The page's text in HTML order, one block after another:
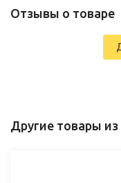
Отзывы о товаре
Другие товары